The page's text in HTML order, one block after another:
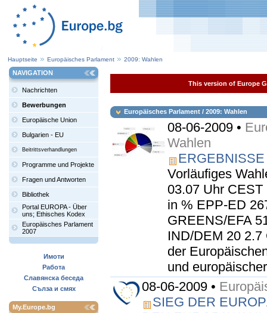
Hauptseite Europäisches Parlament 2009: Wahlen
NAVIGATION
Nachrichten
Bewerbungen
Europäische Union
Bulgarien - EU
Beitrittsverhandlungen
Programme und Projekte
Fragen und Antworten
Bibliothek
Portal EUROPA - Über
uns; Ethisches Kodex
Europäisches Parlament
2007
Имоти
Работа
Славянска беседа
Сълза и смях
My.Europe.bg
This version of Europe
Europäisches Parlament / 2009: Wahlen
08-06-2009 •
Wahlen
Vorläufiges
03.07 Uhr
in % EPP-ED
GREENS/EFA
IND/DEM 20
der
und
08-06-2009 •
SIEG DER